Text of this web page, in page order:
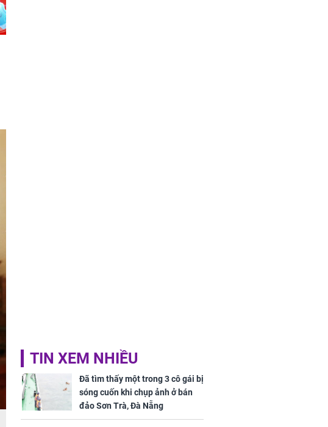
TIN XEM NHIỀU
Đã tìm thấy một trong 3 cô gái bị
sóng cuốn khi chụp ảnh ở bán
đảo Sơn Trà, Đà Nẵng